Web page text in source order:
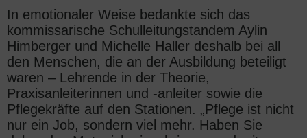
In emotionaler Weise bedankte sich das
kommissarische Schulleitungstandem Aylin
Himberger und Michelle Haller deshalb bei all
den Menschen, die an der Ausbildung beteiligt
waren – Lehrende in der Theorie,
Praxisanleiterinnen und -anleiter sowie die
Pflegekräfte auf den Stationen. „Pflege ist nicht
nur ein Job, sondern viel mehr. Haben Sie